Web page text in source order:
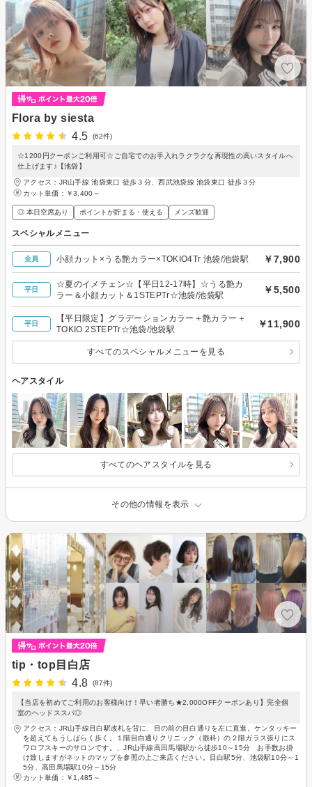
Flora by siesta
4.5
(62件)
☆1200円クーポンご利用可☆ご自宅でのお手入れラクラクな再現性の高いスタイルへ
仕上げます♪【池袋】
アクセス：JR山手線 池袋東口 徒歩３分、西武池袋線 池袋東口 徒歩３分
カット単価： ￥3,400～
◎ 本日空席あり ポイントが貯まる・使える メンズ歓迎
スペシャルメニュー
全員 小顔カット×うる艶カラー×TOKIO4Tr 池袋/池袋駅 ￥7,900
平日
☆夏のイメチェン☆【平日12-17時】☆うる艶カ
ラー＆小顔カット＆1STEPTr☆池袋/池袋駅
￥5,500
平日
【平日限定】グラデーションカラー＋艶カラー＋
TOKIO 2STEPTr☆池袋/池袋駅
￥11,900
すべてのスペシャルメニューを見る
ヘアスタイル
すべてのヘアスタイルを見る
その他の情報を表示
tip・top目白店
4.8
(87件)
【当店を初めてご利用のお客様向け！早い者勝ち★2,000OFFクーポンあり】完全個
室のヘッドススパ◎
アクセス：JR山手線目白駅改札を背に、目の前の目白通りを左に直進。ケンタッキー
を超えてもうしばらく歩く。１階目白通りクリニック（眼科）の２階ガラス張りにス
ワロフスキーのサロンです。、JR山手線高田馬場駅から徒歩10～15分 お手数お掛
け致しますがネットのマップを参照の上ご来店ください。目白駅5分、池袋駅10分～1
5分、高田馬場駅10分～15分
カット単価： ￥1,485～